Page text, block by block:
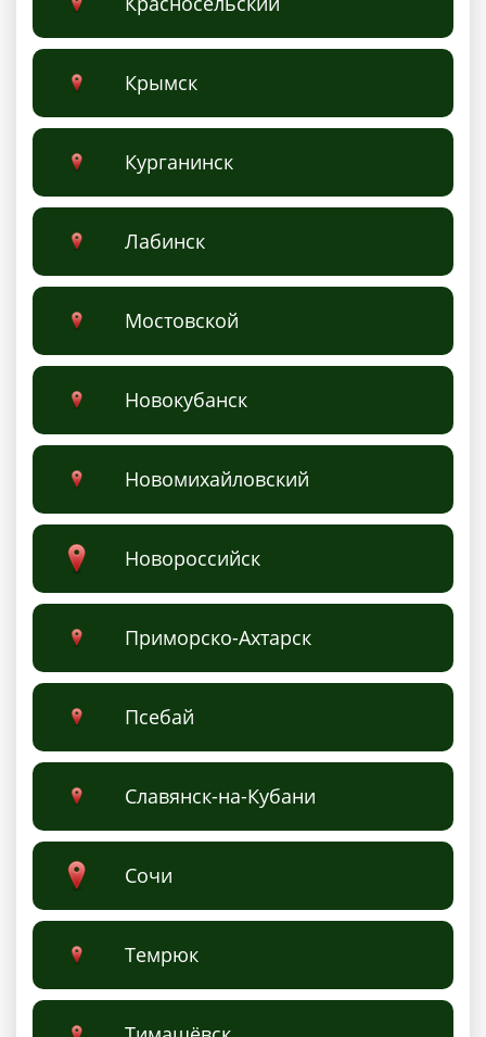
Крымск
Курганинск
Лабинск
Мостовской
Новокубанск
Новомихайловский
Новороссийск
Приморско-Ахтарск
Псебай
Славянск-на-Кубани
Сочи
Темрюк